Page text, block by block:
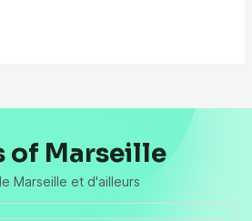
of Marseille
Marseille et d'ailleurs